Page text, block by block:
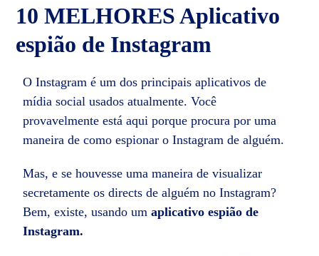
10 MELHORES Aplicativo
espião de Instagram
O Instagram é um dos principais aplicativos de
mídia social usados ​​atualmente. Você
provavelmente está aqui porque procura por uma
maneira de como espionar o Instagram de alguém.
Mas, e se houvesse uma maneira de visualizar
secretamente os directs de alguém no Instagram?
Bem, existe, usando umaplicativo espião de
Instagram.